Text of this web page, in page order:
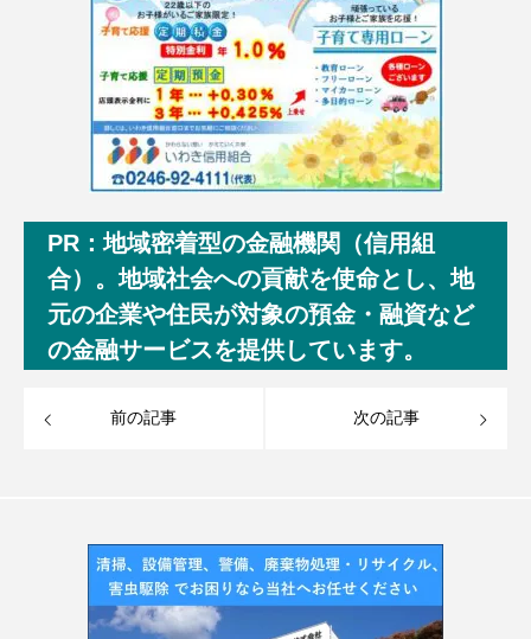
PR：地域密着型の金融機関（信用組
合）。地域社会への貢献を使命とし、地
元の企業や住民が対象の預金・融資など
の金融サービスを提供しています。
前の記事 次の記事